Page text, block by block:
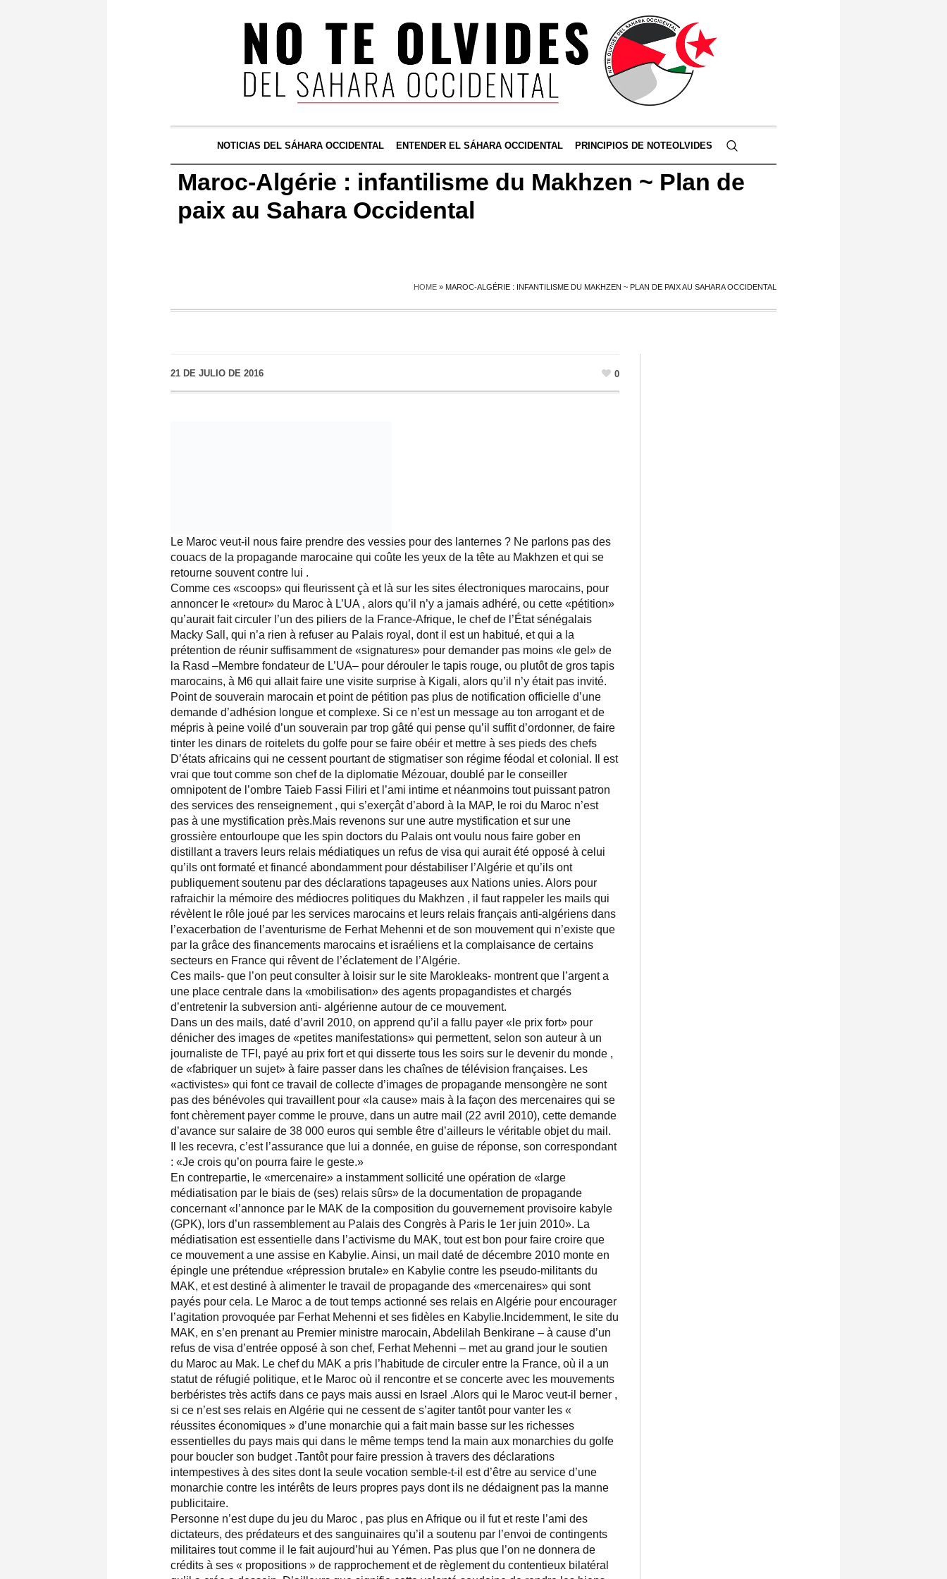
NOTICIAS DEL SÁHARA OCCIDENTAL ENTENDER EL SÁHARA OCCIDENTAL PRINCIPIOS DE NOTEOLVIDES
Maroc-Algérie : infantilisme du Makhzen ~ Plan de
paix au Sahara Occidental
HOME » MAROC-ALGÉRIE : INFANTILISME DU MAKHZEN ~ PLAN DE PAIX AU SAHARA OCCIDENTAL
21 DE JULIO DE 2016 0
Le Maroc veut-il nous faire prendre des vessies pour des lanternes ? Ne parlons pas des
couacs de la propagande marocaine qui coûte les yeux de la tête au Makhzen et qui se
retourne souvent contre lui .
Comme ces «scoops» qui fleurissent çà et là sur les sites électroniques marocains, pour
annoncer le «retour» du Maroc à L’UA , alors qu’il n’y a jamais adhéré, ou cette «pétition»
qu’aurait fait circuler l’un des piliers de la France-Afrique, le chef de l’État sénégalais
Macky Sall, qui n’a rien à refuser au Palais royal, dont il est un habitué, et qui a la
prétention de réunir suffisamment de «signatures» pour demander pas moins «le gel» de
la Rasd –Membre fondateur de L’UA– pour dérouler le tapis rouge, ou plutôt de gros tapis
marocains, à M6 qui allait faire une visite surprise à Kigali, alors qu’il n’y était pas invité.
Point de souverain marocain et point de pétition pas plus de notification officielle d’une
demande d’adhésion longue et complexe. Si ce n’est un message au ton arrogant et de
mépris à peine voilé d’un souverain par trop gâté qui pense qu’il suffit d’ordonner, de faire
tinter les dinars de roitelets du golfe pour se faire obéir et mettre à ses pieds des chefs
D’états africains qui ne cessent pourtant de stigmatiser son régime féodal et colonial. Il est
vrai que tout comme son chef de la diplomatie Mézouar, doublé par le conseiller
omnipotent de l’ombre Taieb Fassi Filiri et l’ami intime et néanmoins tout puissant patron
des services des renseignement , qui s’exerçât d’abord à la MAP, le roi du Maroc n’est
pas à une mystification près.Mais revenons sur une autre mystification et sur une
grossière entourloupe que les spin doctors du Palais ont voulu nous faire gober en
distillant a travers leurs relais médiatiques un refus de visa qui aurait été opposé à celui
qu’ils ont formaté et financé abondamment pour déstabiliser l’Algérie et qu’ils ont
publiquement soutenu par des déclarations tapageuses aux Nations unies. Alors pour
rafraichir la mémoire des médiocres politiques du Makhzen , il faut rappeler les mails qui
révèlent le rôle joué par les services marocains et leurs relais français anti-algériens dans
l’exacerbation de l’aventurisme de Ferhat Mehenni et de son mouvement qui n’existe que
par la grâce des financements marocains et israéliens et la complaisance de certains
secteurs en France qui rêvent de l’éclatement de l’Algérie.
Ces mails- que l’on peut consulter à loisir sur le site Marokleaks- montrent que l’argent a
une place centrale dans la «mobilisation» des agents propagandistes et chargés
d’entretenir la subversion anti- algérienne autour de ce mouvement.
Dans un des mails, daté d’avril 2010, on apprend qu’il a fallu payer «le prix fort» pour
dénicher des images de «petites manifestations» qui permettent, selon son auteur à un
journaliste de TFI, payé au prix fort et qui disserte tous les soirs sur le devenir du monde ,
de «fabriquer un sujet» à faire passer dans les chaînes de télévision françaises. Les
«activistes» qui font ce travail de collecte d’images de propagande mensongère ne sont
pas des bénévoles qui travaillent pour «la cause» mais à la façon des mercenaires qui se
font chèrement payer comme le prouve, dans un autre mail (22 avril 2010), cette demande
d’avance sur salaire de 38 000 euros qui semble être d’ailleurs le véritable objet du mail.
Il les recevra, c’est l’assurance que lui a donnée, en guise de réponse, son correspondant
: «Je crois qu’on pourra faire le geste.»
En contrepartie, le «mercenaire» a instamment sollicité une opération de «large
médiatisation par le biais de (ses) relais sûrs» de la documentation de propagande
concernant «l’annonce par le MAK de la composition du gouvernement provisoire kabyle
(GPK), lors d’un rassemblement au Palais des Congrès à Paris le 1er juin 2010». La
médiatisation est essentielle dans l’activisme du MAK, tout est bon pour faire croire que
ce mouvement a une assise en Kabylie. Ainsi, un mail daté de décembre 2010 monte en
épingle une prétendue «répression brutale» en Kabylie contre les pseudo-militants du
MAK, et est destiné à alimenter le travail de propagande des «mercenaires» qui sont
payés pour cela. Le Maroc a de tout temps actionné ses relais en Algérie pour encourager
l’agitation provoquée par Ferhat Mehenni et ses fidèles en Kabylie.Incidemment, le site du
MAK, en s’en prenant au Premier ministre marocain, Abdelilah Benkirane – à cause d’un
refus de visa d’entrée opposé à son chef, Ferhat Mehenni – met au grand jour le soutien
du Maroc au Mak. Le chef du MAK a pris l’habitude de circuler entre la France, où il a un
statut de réfugié politique, et le Maroc où il rencontre et se concerte avec les mouvements
berbéristes très actifs dans ce pays mais aussi en Israel .Alors qui le Maroc veut-il berner ,
si ce n’est ses relais en Algérie qui ne cessent de s’agiter tantôt pour vanter les «
réussites économiques » d’une monarchie qui a fait main basse sur les richesses
essentielles du pays mais qui dans le même temps tend la main aux monarchies du golfe
pour boucler son budget .Tantôt pour faire pression à travers des déclarations
intempestives à des sites dont la seule vocation semble-t-il est d’être au service d’une
monarchie contre les intérêts de leurs propres pays dont ils ne dédaignent pas la manne
publicitaire.
Personne n’est dupe du jeu du Maroc , pas plus en Afrique ou il fut et reste l’ami des
dictateurs, des prédateurs et des sanguinaires qu’il a soutenu par l’envoi de contingents
militaires tout comme il le fait aujourd’hui au Yémen. Pas plus que l’on ne donnera de
crédits à ses « propositions » de rapprochement et de règlement du contentieux bilatéral